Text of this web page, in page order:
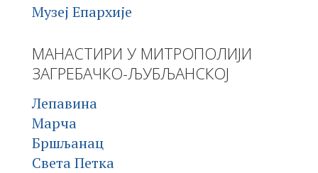
Музеј Епархије
МАНАСТИРИ У МИТРОПОЛИЈИ
ЗАГРЕБАЧКО-ЉУБЉАНСКОЈ
Лепавина
Марча
Бршљанац
Света Петка